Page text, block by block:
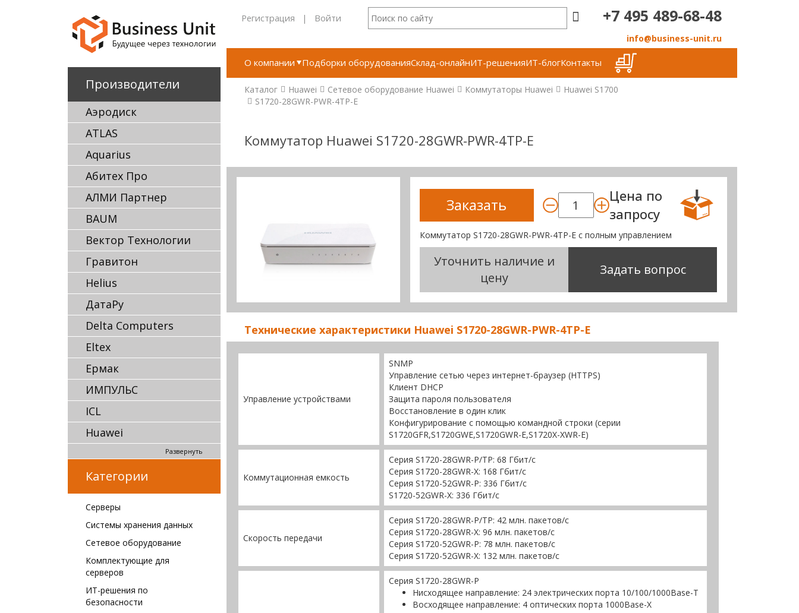
Производители
Аэродиск
ATLAS
Aquarius
Абитех Про
АЛМИ Партнер
BAUM
Вектор Технологии
Гравитон
Helius
ДатаРу
Delta Computers
Eltex
Ермак
ИМПУЛЬС
ICL
Huawei
Развернуть
Категории
Серверы
Системы хранения данных
Сетевое оборудование
Комплектующие для
серверов
ИТ-решения по
безопасности
Регистрация | Войти +7 495 489-68-48
info@business-unit.ru
О компании Подборки оборудованияСклад-онлайнИТ-решенияИТ-блогКонтакты
Каталог Huawei Сетевое оборудование Huawei Коммутаторы Huawei
Huawei S1700
S1720-28GWR-PWR-4TP-E
Коммутатор Huawei S1720-28GWR-PWR-4TP-E
Заказать
Цена по
запросу
Коммутатор S1720-28GWR-PWR-4TP-E с полным управлением
Уточнить наличие и
цену
Задать вопрос
Технические характеристики Huawei S1720-28GWR-PWR-4TP-E
Управление устройствами
SNMP
Управление сетью через интернет-браузер (HTTPS)
Клиент DHCP
Защита пароля пользователя
Восстановление в один клик
Конфигурирование с помощью командной строки (серии
S1720GFR,S1720GWE,S1720GWR-E,S1720X-XWR-E)
Коммутационная емкость
Серия S1720-28GWR-P/TP: 68 Гбит/с
Серия S1720-28GWR-X: 168 Гбит/с
Серия S1720-52GWR-P: 336 Гбит/с
S1720-52GWR-X: 336 Гбит/с
Скорость передачи
Серия S1720-28GWR-P/TP: 42 млн. пакетов/с
Серия S1720-28GWR-X: 96 млн. пакетов/с
Серия S1720-52GWR-P: 78 млн. пакетов/с
Серия S1720-52GWR-X: 132 млн. пакетов/с
Серия S1720-28GWR-P
Нисходящее направление: 24 электрических порта 10/100/1000Base-T
Восходящее направление: 4 оптических порта 1000Base-X